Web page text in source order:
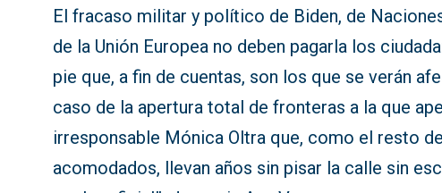
El fracaso militar y político de Biden, de
de la Unión Europea no deben pagarla los
pie que, a fin de cuentas, son los que se verán
caso de la apertura total de fronteras a la que
irresponsable Mónica Oltra que, como el resto
acomodados, llevan años sin pisar la calle sin